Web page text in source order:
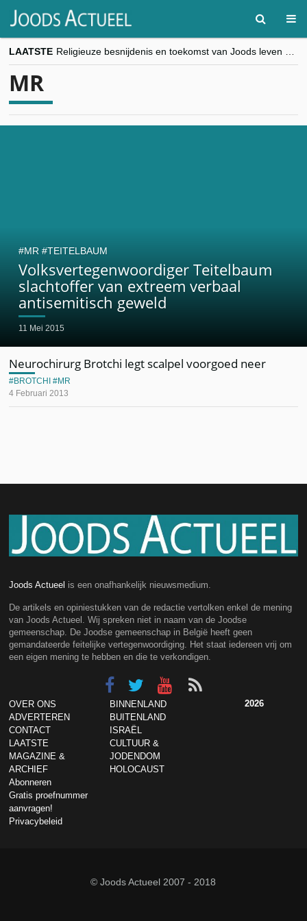
LAATSTE
“Besnijdenisdebat toont hoe moeilijk seculiere Westen minderheden begrijpt”, Jinnih Beels (Vooruit)
MR
Volksvertegenwoordiger Teitelbaum
slachtoffer van extreem verbaal
antisemitisch geweld
11 Mei 2015
MR TEITELBAUM
Neurochirurg Brotchi legt scalpel voorgoed neer
4 Februari 2013
BROTCHI MR
Joods Actueel is een onafhankelijk nieuwsmedium.
De artikels en opiniestukken van de redactie vertolken enkel de mening
van Joods Actueel. Wij spreken niet in naam van de Joodse
gemeenschap. De Joodse gemeenschap in België heeft geen
gemandateerde feitelijke vertegenwoordiging. Het staat iedereen vrij om
een eigen mening te hebben en die te verkondigen.
OVER ONS
ADVERTEREN
CONTACT
LAATSTE
MAGAZINE &
ARCHIEF
Abonneren
Gratis proefnummer
aanvragen!
Privacybeleid
BINNENLAND
BUITENLAND
ISRAËL
CULTUUR &
JODENDOM
HOLOCAUST
2026
© Joods Actueel 2007 - 2018